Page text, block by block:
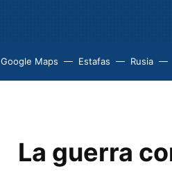
Google Maps Estafas Rusia
La guerra